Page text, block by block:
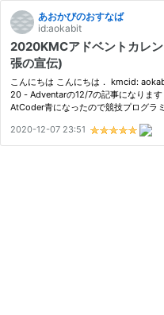
あおかびのおすなば
id:aokabit
2020KMCアドベントカレ
張の宣伝)
こんにちは こんにちは． kmcid:
20 - Adventarの12/7の記事になりま
AtCoder青になったので競技プログ
2020-12-07 23:51